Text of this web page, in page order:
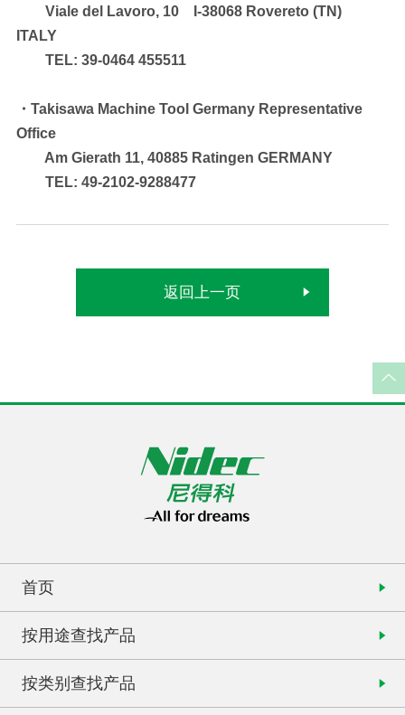
Viale del Lavoro, 10 I-38068 Rovereto (TN)
ITALY
TEL: 39-0464 455511
・Takisawa Machine Tool Germany Representative
Office
Am Gierath 11, 40885 Ratingen GERMANY
TEL: 49-2102-9288477
返回上一页
首页
按用途查找产品
按类别查找产品